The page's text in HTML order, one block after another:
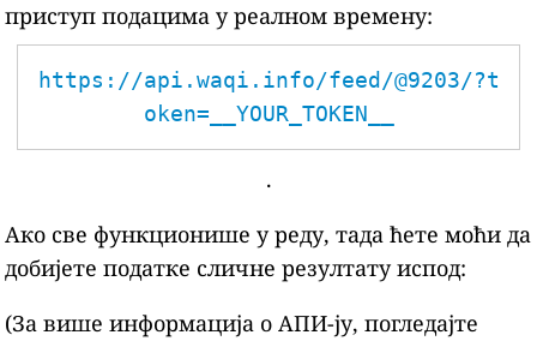
приступ подацима у реалном времену:
https://api.waqi.info/feed/@9203/?t
oken=__YOUR_TOKEN__
.
Ако све функционише у реду, тада ћете моћи да
добијете податке сличне резултату испод:
(За више информација о АПИ-ју, погледајте